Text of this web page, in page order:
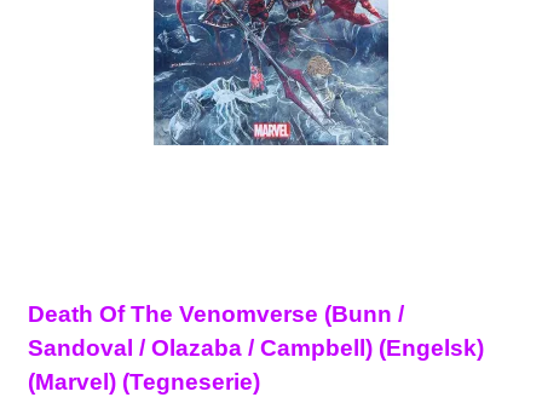
Death Of The Venomverse (Bunn /
Sandoval / Olazaba / Campbell) (Engelsk)
(Marvel) (Tegneserie)